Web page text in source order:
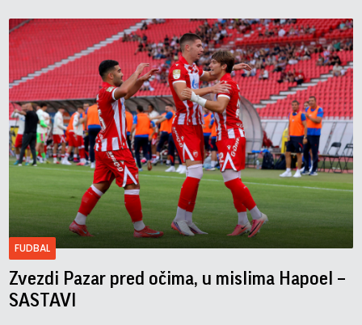
FUDBAL
Zvezdi Pazar pred očima, u mislima Hapoel –
SASTAVI